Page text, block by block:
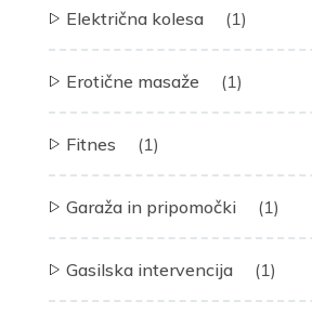
Električna kolesa (1)
Erotične masaže (1)
Fitnes (1)
Garaža in pripomočki (1)
Gasilska intervencija (1)